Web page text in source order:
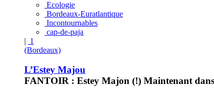
Ecologie
Bordeaux-Euratlantique
Incontournables
cap-de-paja
| 1
(Bordeaux)
L’Estey Majou
FANTOIR : Estey Majon (!) Maintenant